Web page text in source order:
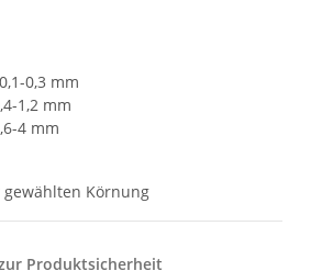
0,3 mm
1,2 mm
4 mm
Körnung
Produktsicherheit